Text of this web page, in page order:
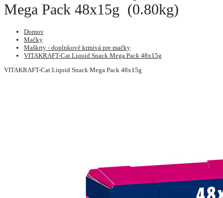
Mega Pack 48x15g (0.80kg)
Domov
Mačky
Maškrty - doplnkové krmivá pre mačky
VITAKRAFT-Cat Liquid Snack Mega Pack 48x15g
VITAKRAFT-Cat Liquid Snack Mega Pack 48x15g